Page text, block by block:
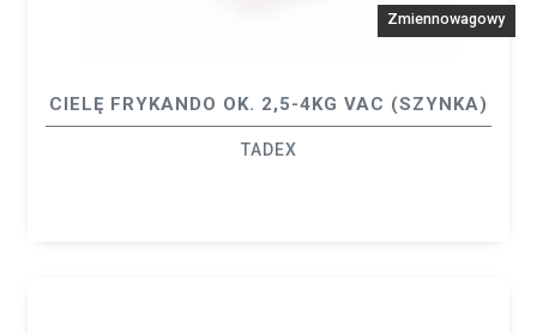
Zmiennowagowy
CIELĘ FRYKANDO OK. 2,5-4KG VAC (SZYNKA)
TADEX